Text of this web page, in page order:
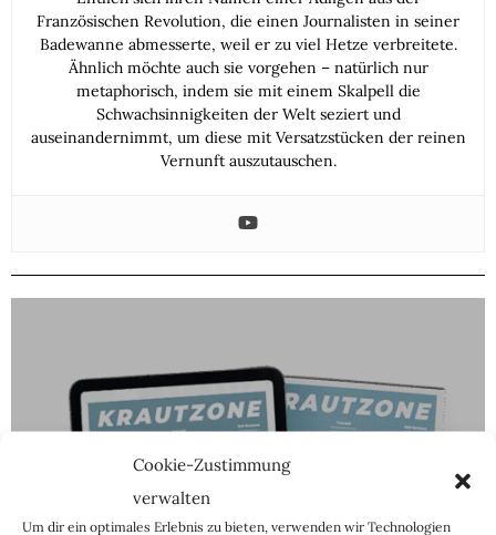
Cookie-Zustimmung
verwalten
Um dir ein optimales Erlebnis zu bieten, verwenden wir Technologien
Französischen Revolution, die einen Journalisten in seiner
Badewanne abmesserte, weil er zu viel Hetze verbreitete.
Ähnlich möchte auch sie vorgehen – natürlich nur
metaphorisch, indem sie mit einem Skalpell die
Schwachsinnigkeiten der Welt seziert und
auseinandernimmt, um diese mit Versatzstücken der reinen
Vernunft auszutauschen.